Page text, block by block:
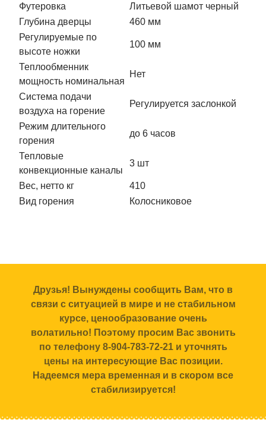
Футеровка
Литьевой шамот черный
Глубина дверцы
460 мм
Регулируемые по
высоте ножки
100 мм
Теплообменник
мощность номинальная
Нет
Система подачи
воздуха на горение
Регулируется заслонкой
Режим длительного
горения
до 6 часов
Тепловые
конвекционные каналы
3 шт
Вес, нетто кг
410
Вид горения
Колосниковое
Друзья! Вынуждены сообщить Вам, что в
связи с ситуацией в мире и не стабильном
курсе, ценообразование очень
волатильно! Поэтому просим Вас звонить
по телефону 8-904-783-72-21 и уточнять
цены на интересующие Вас позиции.
Надеемся мера временная и в скором все
стабилизируется!